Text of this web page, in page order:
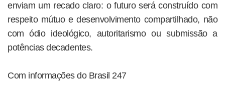
enviam um recado claro: o futuro será construído com
respeito mútuo e desenvolvimento compartilhado, não
com ódio ideológico, autoritarismo ou submissão a
potências decadentes.
Com informações do Brasil 247